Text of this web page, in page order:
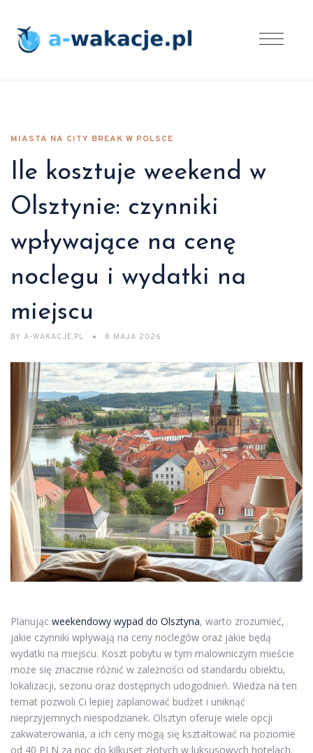
MIASTA NA CITY BREAK W POLSCE
Ile kosztuje weekend w
Olsztynie: czynniki
wpływające na cenę
noclegu i wydatki na
miejscu
BY A-WAKACJE.PL 8 MAJA 2026
Planując weekendowy wypad do Olsztyna, warto zrozumieć,
jakie czynniki wpływają na ceny noclegów oraz jakie będą
wydatki na miejscu. Koszt pobytu w tym malowniczym mieście
może się znacznie różnić w zależności od standardu obiektu,
lokalizacji, sezonu oraz dostępnych udogodnień. Wiedza na ten
temat pozwoli Ci lepiej zaplanować budżet i uniknąć
nieprzyjemnych niespodzianek. Olsztyn oferuje wiele opcji
zakwaterowania, a ich ceny mogą się kształtować na poziomie
od 40 PLN za noc do kilkuset złotych w luksusowych hotelach.